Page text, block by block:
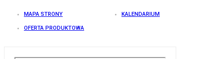
MAPA STRONY KALENDARIUM
OFERTA PRODUKTOWA